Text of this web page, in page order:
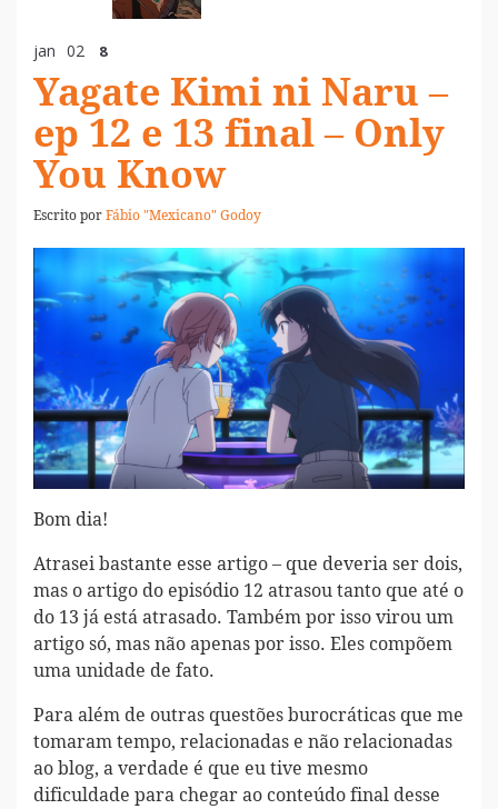
jan 02 8
Yagate Kimi ni Naru –
ep 12 e 13 final – Only
You Know
Escrito porFábio "Mexicano" Godoy
Bom dia!
Atrasei bastante esse artigo – que deveria ser dois,
mas o artigo do episódio 12 atrasou tanto que até o
do 13 já está atrasado. Também por isso virou um
artigo só, mas não apenas por isso. Eles compõem
uma unidade de fato.
Para além de outras questões burocráticas que me
tomaram tempo, relacionadas e não relacionadas
ao blog, a verdade é que eu tive mesmo
dificuldade para chegar ao conteúdo final desse